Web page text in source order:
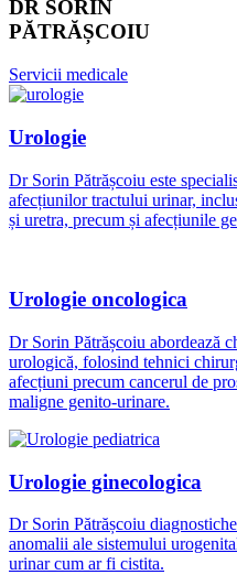
DR SORIN
PĂTRĂȘCOIU
Servicii medicale
Urologie
Dr Sorin Pătrășcoiu este
afecțiunilor tractului urinar,
și uretra, precum și afecțiunile
Urologie oncologica
Dr Sorin Pătrășcoiu abordează
urologică, folosind tehnici
afecțiuni precum cancerul de
maligne genito-urinare.
Urologie ginecologica
Dr Sorin Pătrășcoiu
anomalii ale sistemului
urinar cum ar fi cistita.